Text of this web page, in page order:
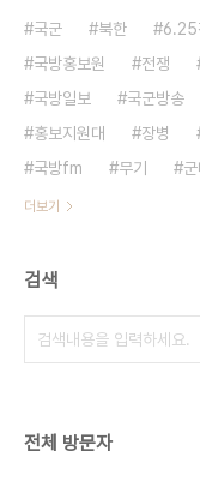
국군 북한 6.25
국방홍보원
전쟁
국방일보
국군방송
홍보지원대
장병
국방fm
무기 군
더보기
검색
전체 방문자